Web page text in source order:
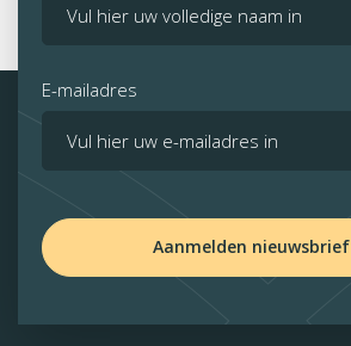
E-mailadres
Aanmelden nieuwsbrief